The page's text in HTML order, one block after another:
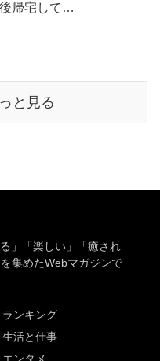
帰宅して…
と見る
」「楽しい」「癒され
集めたWebマガジンで
ランキング
生活と仕事
エンタメ